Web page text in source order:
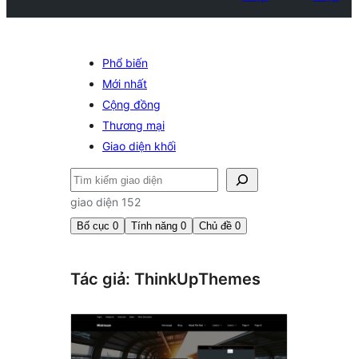
Phổ biến
Mới nhất
Cộng đồng
Thương mại
Giao diện khối
Tìm
kiếm
giao diện 152
Bố cục 0 Tính năng 0 Chủ đề 0
Tác giả: ThinkUpThemes